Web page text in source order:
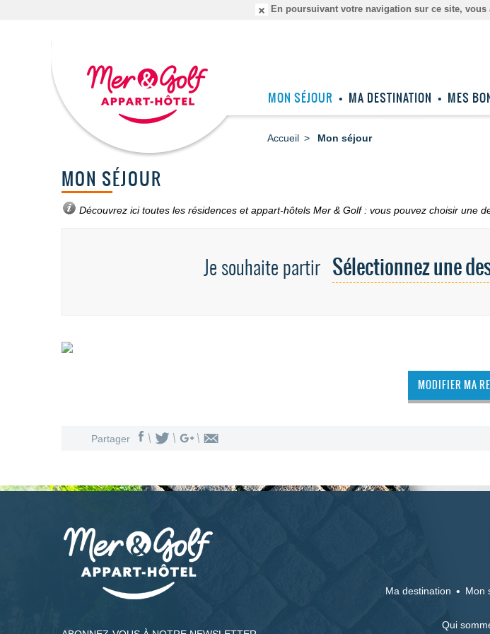
En poursuivant votre navigation sur ce site,
MON SÉJOUR MA DESTINATION MES
Accueil Mon séjour
MON SÉJOUR
Découvrez ici toutes les résidences et appart-hôtels Mer & Golf : vous pouvez choisir une
Je souhaite partir Sélectionnez une
MODIFIER MA
Partager
Ma destination Mon
Qui